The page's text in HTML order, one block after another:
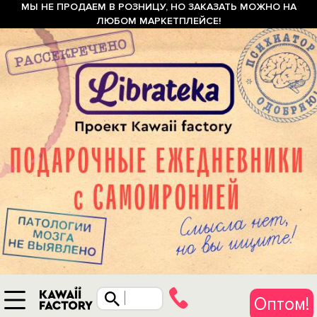
МЫ НЕ ПРОДАЕМ В РОЗНИЦУ, НО ЗАКАЗАТЬ МОЖНО НА
ЛЮБОМ МАРКЕТПЛЕЙСЕ!
Оптом!